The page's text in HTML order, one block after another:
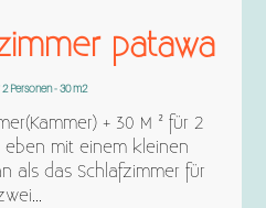
patawa
Personen - 30 m2
+ 30 M ² für 2
eben mit einem kleinen
als das Schlafzimmer für